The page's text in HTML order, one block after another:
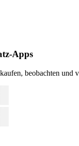
Apps
beobachten und